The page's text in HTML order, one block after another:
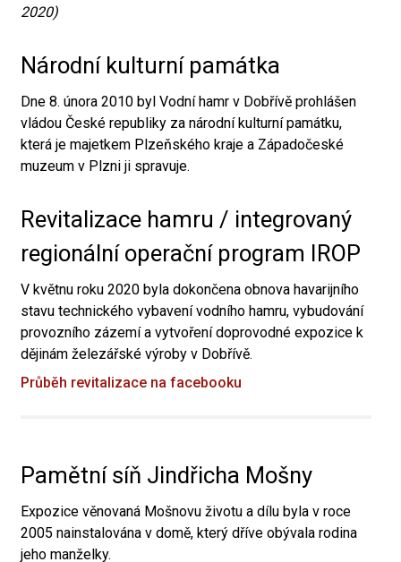
2020)
Národní kulturní památka
Dne 8. února 2010 byl Vodní hamr v Dobřívě prohlášen
vládou České republiky za národní kulturní památku,
která je majetkem Plzeňského kraje a Západočeské
muzeum v Plzni ji spravuje.
Revitalizace hamru / integrovaný
regionální operační program IROP
V květnu roku 2020 byla dokončena obnova havarijního
stavu technického vybavení vodního hamru, vybudování
provozního zázemí a vytvoření doprovodné expozice k
dějinám železářské výroby v Dobřívě.
Průběh revitalizace na facebooku
Pamětní síň Jindřicha Mošny
Expozice věnovaná Mošnovu životu a dílu byla v roce
2005 nainstalována v domě, který dříve obývala rodina
jeho manželky.